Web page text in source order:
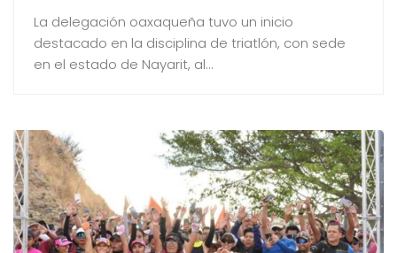
La delegación oaxaqueña tuvo un inicio
destacado en la disciplina de triatlón, con sede
en el estado de Nayarit, al...